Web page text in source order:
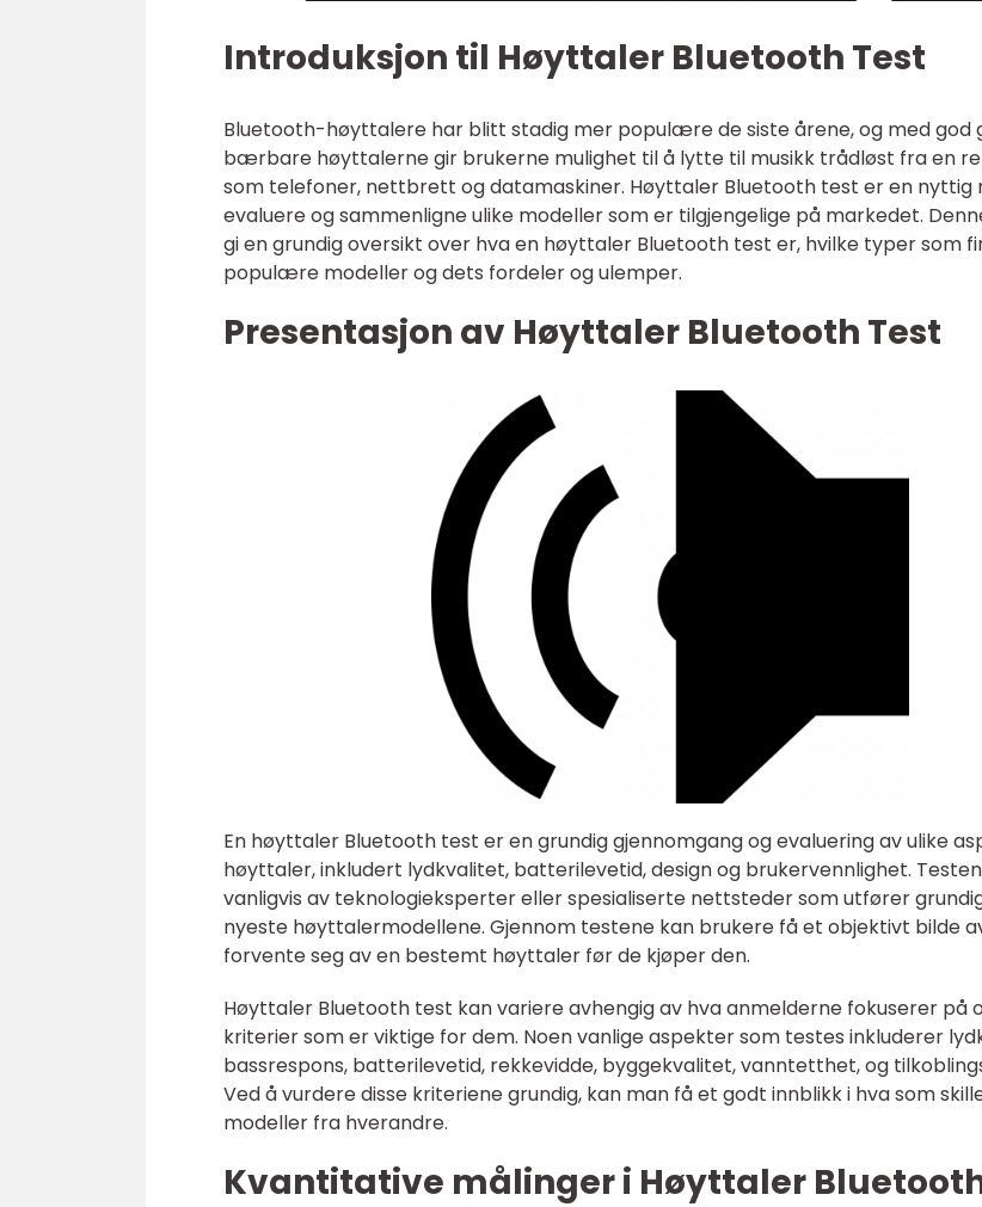
Introduksjon til Høyttaler Bluetooth Test
Bluetooth-høyttalere har blitt stadig mer populære de siste årene, og med god
bærbare høyttalerne gir brukerne mulighet til å lytte til musikk trådløst fra en
som telefoner, nettbrett og datamaskiner. Høyttaler Bluetooth test er en nyttig
evaluere og sammenligne ulike modeller som er tilgjengelige på markedet.
gi en grundig oversikt over hva en høyttaler Bluetooth test er, hvilke typer som
populære modeller og dets fordeler og ulemper.
Presentasjon av Høyttaler Bluetooth Test
En høyttaler Bluetooth test er en grundig gjennomgang og evaluering av ulike
høyttaler, inkludert lydkvalitet, batterilevetid, design og brukervennlighet.
vanligvis av teknologieksperter eller spesialiserte nettsteder som utfører
nyeste høyttalermodellene. Gjennom testene kan brukere få et objektivt bilde
forvente seg av en bestemt høyttaler før de kjøper den.
Høyttaler Bluetooth test kan variere avhengig av hva anmelderne fokuserer på
kriterier som er viktige for dem. Noen vanlige aspekter som testes inkluderer
bassrespons, batterilevetid, rekkevidde, byggekvalitet, vanntetthet, og
Ved å vurdere disse kriteriene grundig, kan man få et godt innblikk i hva som
modeller fra hverandre.
Kvantitative målinger i Høyttaler